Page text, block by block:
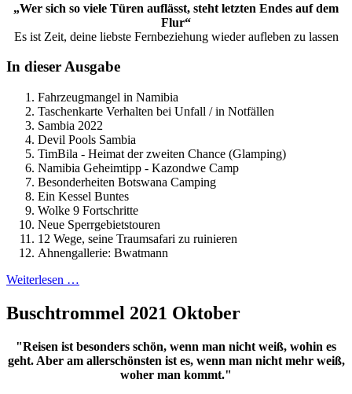
„Wer sich so viele Türen auflässt, steht letzten Endes auf dem
Flur“
Es ist Zeit, deine liebste Fernbeziehung wieder aufleben zu lassen
In dieser Ausgabe
Fahrzeugmangel in Namibia
Taschenkarte Verhalten bei Unfall / in Notfällen
Sambia 2022
Devil Pools Sambia
TimBila - Heimat der zweiten Chance (Glamping)
Namibia Geheimtipp - Kazondwe Camp
Besonderheiten Botswana Camping
Ein Kessel Buntes
Wolke 9 Fortschritte
Neue Sperrgebietstouren
12 Wege, seine Traumsafari zu ruinieren
Ahnengallerie: Bwatmann
Weiterlesen …
Buschtrommel 2021 Oktober
"Reisen ist besonders schön, wenn man nicht weiß, wohin es
geht. Aber am allerschönsten ist es, wenn man nicht mehr weiß,
woher man kommt."